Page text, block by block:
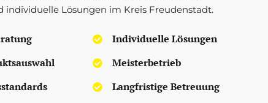
individuelle Lösungen im Kreis Freudenstadt.
Individuelle Lösungen
Meisterbetrieb
Langfristige Betreuung